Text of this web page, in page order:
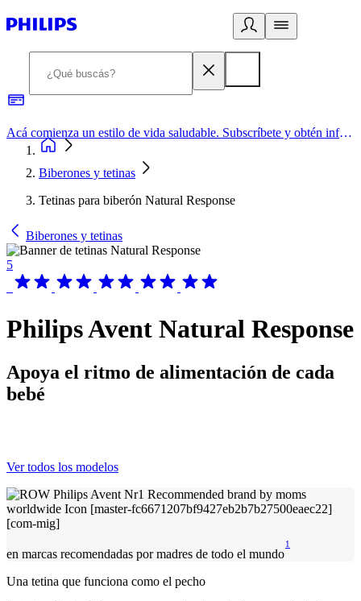
Acá comienza un estilo de vida saludable. Subscríbete y obtén información de primera mano
Biberones y tetinas
Tetinas para biberón Natural Response
Biberones y tetinas
5
Philips Avent Natural Response
Apoya el ritmo de alimentación de cada
bebé
Ver todos los modelos
en marcas recomendadas por madres de todo el mundo
1
Una tetina que funciona como el pecho